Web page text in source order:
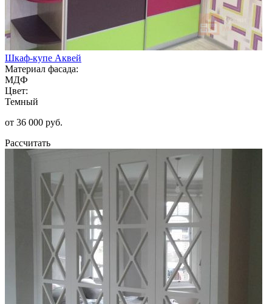
Шкаф-купе Аквей
Материал фасада:
МДФ
Цвет:
Темный
от 36 000 руб.
Рассчитать